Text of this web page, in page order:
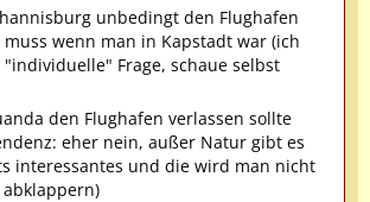
unbedingt den Flughafen
muss wenn man in Kapstadt war (ich
Frage, schaue selbst
den Flughafen verlassen sollte
eher nein, außer Natur gibt es
interessantes und die wird man nicht